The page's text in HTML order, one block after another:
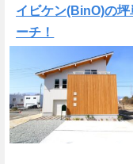
イビケン(BinO)の
ーチ！